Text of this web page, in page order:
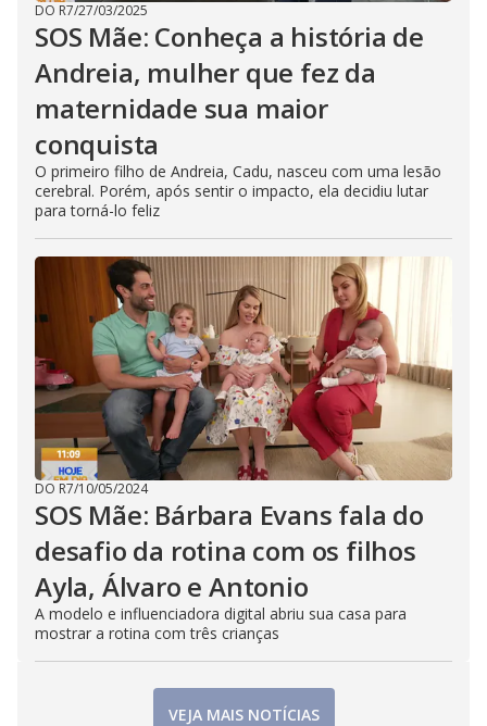
DO R7/27/03/2025
SOS Mãe: Conheça a história de
Andreia, mulher que fez da
maternidade sua maior
conquista
O primeiro filho de Andreia, Cadu, nasceu com uma lesão
cerebral. Porém, após sentir o impacto, ela decidiu lutar
para torná-lo feliz
DO R7/10/05/2024
SOS Mãe: Bárbara Evans fala do
desafio da rotina com os filhos
Ayla, Álvaro e Antonio
A modelo e influenciadora digital abriu sua casa para
mostrar a rotina com três crianças
VEJA MAIS NOTÍCIAS